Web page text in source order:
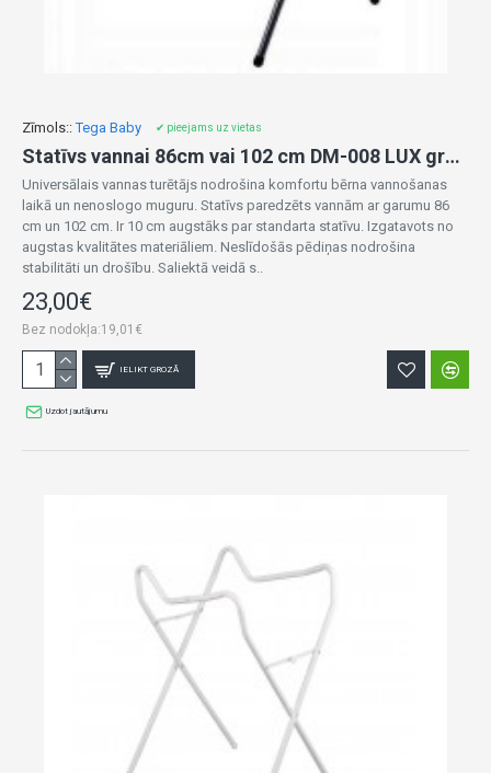
Zīmols:: Tega Baby ✔ pieejams uz vietas
Statīvs vannai 86cm vai 102 cm DM-008 LUX graphite
Universālais vannas turētājs nodrošina komfortu bērna vannošanas
laikā un nenoslogo muguru. Statīvs paredzēts vannām ar garumu 86
cm un 102 cm. Ir 10 cm augstāks par standarta statīvu. Izgatavots no
augstas kvalitātes materiāliem. Neslīdošās pēdiņas nodrošina
stabilitāti un drošību. Saliektā veidā s..
23,00€
Bez nodokļa:19,01€
IELIKT GROZĀ
Uzdot jautājumu